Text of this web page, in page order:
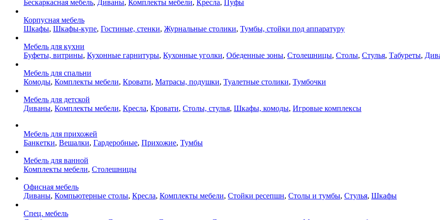
Бескаркасная мебель, Диваны, Комплекты мебели, Кресла, Пуфы
Корпусная мебель
Шкафы, Шкафы-купе, Гостиные, стенки, Журнальные столики, Тумбы, стойки под аппаратуру
Мебель для кухни
Буфеты, витрины, Кухонные гарнитуры, Кухонные уголки, Обеденные зоны, Столешницы, Столы, Стулья, Табуреты,
Мебель для спальни
Комоды, Комплекты мебели, Кровати, Матрасы, подушки, Туалетные столики, Тумбочки
Мебель для детской
Диваны, Комплекты мебели, Кресла, Кровати, Столы, стулья, Шкафы, комоды, Игровые комплексы
Мебель для прихожей
Банкетки, Вешалки, Гардеробные, Прихожие, Тумбы
Мебель для ванной
Комплекты мебели, Столешницы
Офисная мебель
Диваны, Компьютерные столы, Кресла, Комплекты мебели, Стойки ресепшн, Столы и тумбы, Стулья, Шкафы
Спец. мебель